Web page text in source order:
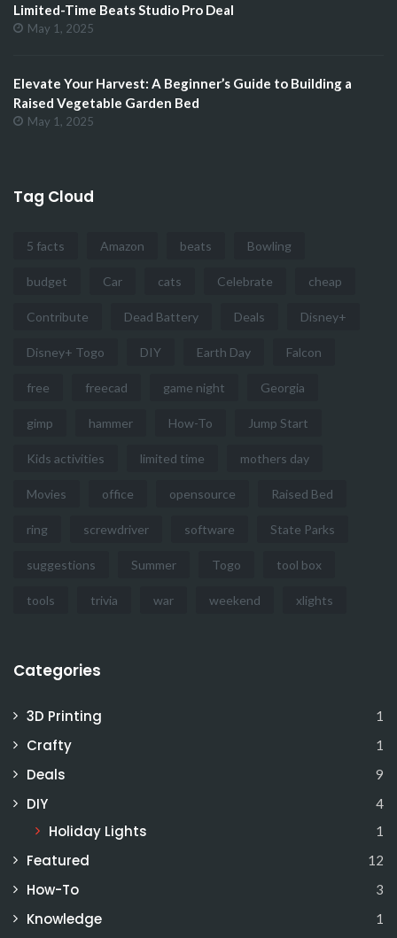
Limited-Time Beats Studio Pro Deal
May 1, 2025
Elevate Your Harvest: A Beginner’s Guide to Building a
Raised Vegetable Garden Bed
May 1, 2025
Tag Cloud
5 facts Amazon beats Bowling
budget Car cats Celebrate cheap
Contribute Dead Battery Deals Disney+
Disney+ Togo DIY Earth Day Falcon
free freecad game night Georgia
gimp hammer How-To Jump Start
Kids activities limited time mothers day
Movies office opensource Raised Bed
ring screwdriver software State Parks
suggestions Summer Togo tool box
tools trivia war weekend xlights
Categories
3D Printing 1
Crafty 1
Deals 9
DIY 4
Holiday Lights 1
Featured 12
How-To 3
Knowledge 1